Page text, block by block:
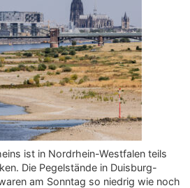
ist in Nordrhein-Westfalen teils
Die Pegelstände in Duisburg-
am Sonntag so niedrig wie noch